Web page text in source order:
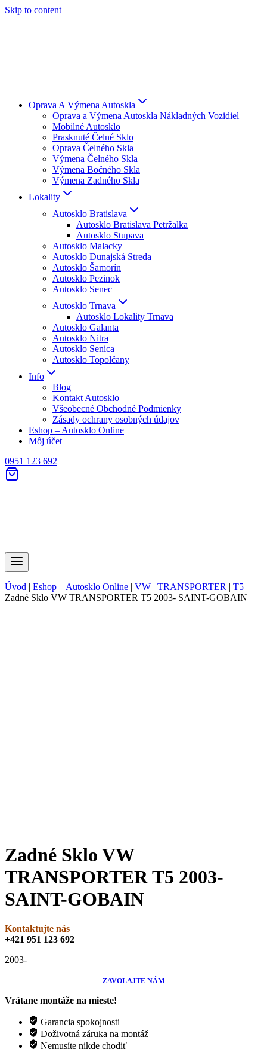
Skip to content
Oprava A Výmena Autoskla
Oprava a Výmena Autoskla Nákladných Vozidiel
Mobilné Autosklo
Prasknuté Čelné Sklo
Oprava Čelného Skla
Výmena Čelného Skla
Výmena Bočného Skla
Výmena Zadného Skla
Lokality
Autosklo Bratislava
Autosklo Bratislava Petržalka
Autosklo Stupava
Autosklo Malacky
Autosklo Dunajská Streda
Autosklo Šamorín
Autosklo Pezinok
Autosklo Senec
Autosklo Trnava
Autosklo Lokality Trnava
Autosklo Galanta
Autosklo Nitra
Autosklo Senica
Autosklo Topolčany
Info
Blog
Kontakt Autosklo
Všeobecné Obchodné Podmienky
Zásady ochrany osobných údajov
Eshop – Autosklo Online
Môj účet
0951 123 692
Úvod | Eshop – Autosklo Online | VW | TRANSPORTER | T5 |
Zadné Sklo VW TRANSPORTER T5 2003- SAINT-GOBAIN
Zadné Sklo VW
TRANSPORTER T5 2003-
SAINT-GOBAIN
Kontaktujte nás
+421 951 123 692
2003-
ZAVOLAJTE NÁM
Vrátane montáže na mieste!
Garancia spokojnosti
Doživotná záruka na montáž
Nemusíte nikde chodiť